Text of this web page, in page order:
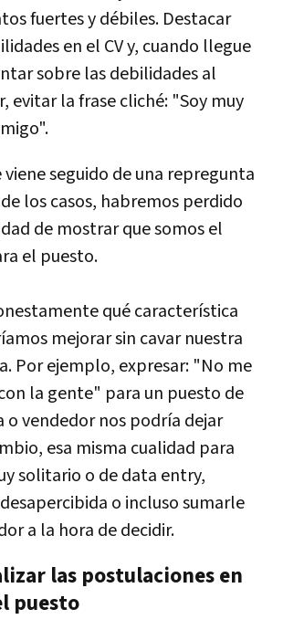
fuertes y débiles. Destacar
en el CV y, cuando llegue
sobre las debilidades al
evitar la frase cliché: "Soy muy
viene seguido de una repregunta
los casos, habremos perdido
de mostrar que somos el
el puesto.
qué característica
mejorar sin cavar nuestra
Por ejemplo, expresar: "No me
la gente" para un puesto de
o vendedor nos podría dejar
esa misma cualidad para
solitario o de data entry,
o incluso sumarle
a la hora de decidir.
las postulaciones en
puesto